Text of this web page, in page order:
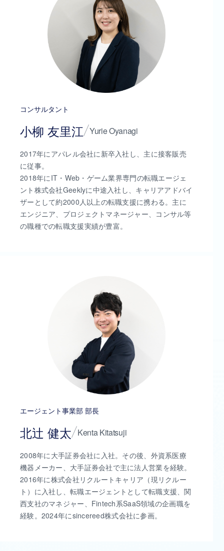
コンサルタント
小柳 友里江 Yurie Oyanagi
2017年にアパレル会社に新卒入社し、主に接客販売
に従事。
2018年にIT・Web・ゲーム業界専門の転職エージェ
ント株式会社Geeklyに中途入社し、キャリアアドバイ
ザーとして約2000人以上の転職支援に携わる。主に
エンジニア、プロジェクトマネージャー、コンサル等
の職種での転職支援実績が豊富。
エージェント事業部 部長
北辻 健太 Kenta Kitatsuji
2008年に大手証券会社に入社。その後、外資系医療
機器メーカー、大手証券会社で主に法人営業を経験。
2016年に株式会社リクルートキャリア（現リクルー
ト）に入社し、転職エージェントとして転職支援、関
西支社のマネジャー、Fintech系SaaS領域の企画職を
経験。2024年にsincereed株式会社に参画。